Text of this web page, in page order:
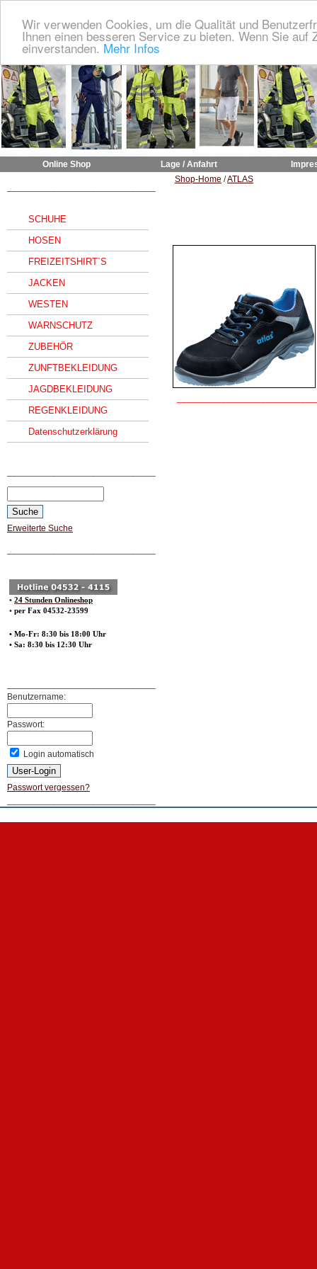
Wir verwenden Cookies, um die Qualität und
Ihnen einen besseren Service zu bieten. Wenn Sie
einverstanden. Mehr Infos
Online Shop Lage / Anfahrt
SCHUHE
HOSEN
FREIZEITSHIRT`S
JACKEN
WESTEN
WARNSCHUTZ
ZUBEHÖR
ZUNFTBEKLEIDUNG
JAGDBEKLEIDUNG
REGENKLEIDUNG
Datenschutzerklärung
Erweiterte Suche
• 24 Stunden Onlineshop
• per Fax 04532-23599
• Mo-Fr: 8:30 bis 18:00 Uhr
• Sa: 8:30 bis 12:30 Uhr
Benutzername:
Passwort:
Login automatisch
Passwort vergessen?
Shop-Home /ATLAS